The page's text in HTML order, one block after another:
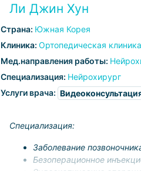
Ли Джин Хун
Страна: Южная Корея
Клиника: Ортопедическая
Мед.направления работы:
Специализация: Нейрохирург
Услуги врача:
Специализация:
Заболевание
Безоперационное